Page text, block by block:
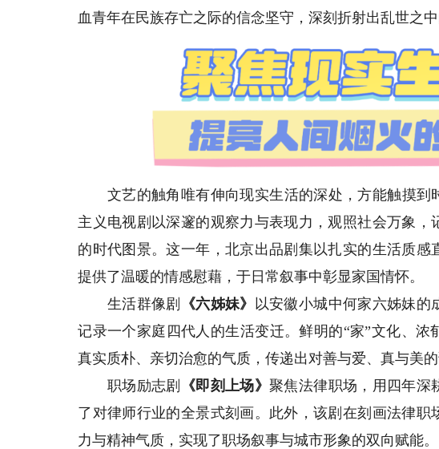
血青年在民族存亡之际的信念坚守，深刻折射出乱世之
文艺的触角唯有伸向现实生活的深处，方能触摸到
主义电视剧以深邃的观察力与表现力，观照社会万象
的时代图景。这一年，北京出品剧集以扎实的生活质
提供了温暖的情感慰藉，于日常叙事中彰显家国情怀。
生活群像剧
《六姊妹》
以安徽小城中何家六姊妹的
记录一个家庭四代人的生活变迁。鲜明的“家”文化、
真实质朴、亲切治愈的气质，传递出对善与爱、真与美的
职场励志剧
《即刻上场》聚焦法律职场，用四年深
了对律师行业的全景式刻画。此外，该剧在刻画法律
力与精神气质，实现了职场叙事与城市形象的双向赋能。